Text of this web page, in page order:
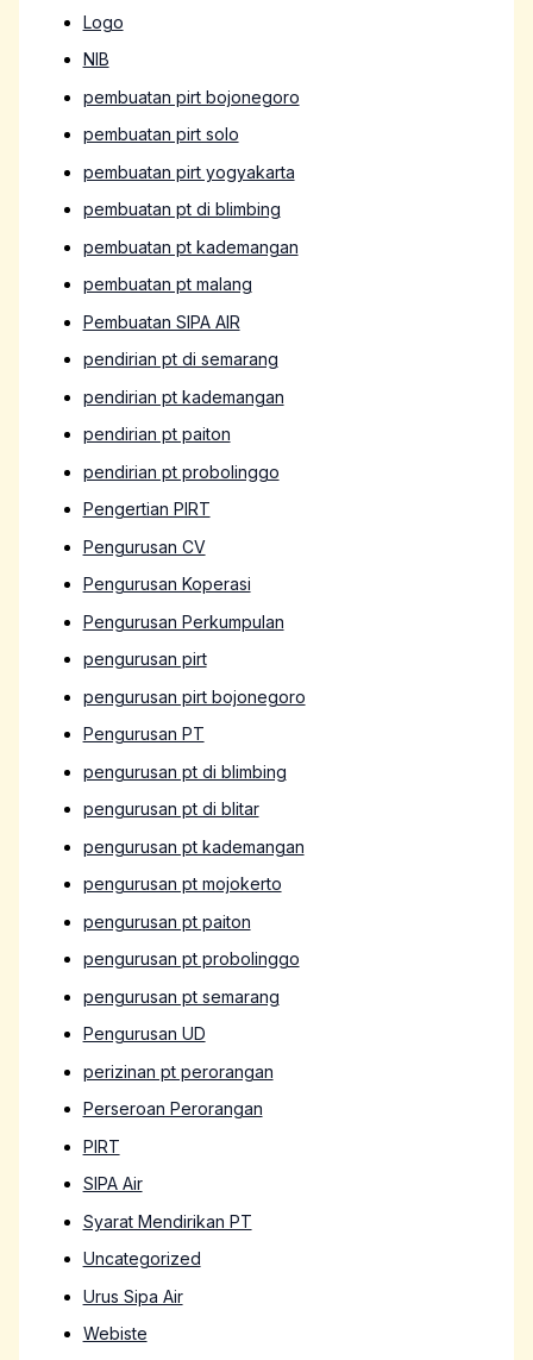
Logo
NIB
pembuatan pirt bojonegoro
pembuatan pirt solo
pembuatan pirt yogyakarta
pembuatan pt di blimbing
pembuatan pt kademangan
pembuatan pt malang
Pembuatan SIPA AIR
pendirian pt di semarang
pendirian pt kademangan
pendirian pt paiton
pendirian pt probolinggo
Pengertian PIRT
Pengurusan CV
Pengurusan Koperasi
Pengurusan Perkumpulan
pengurusan pirt
pengurusan pirt bojonegoro
Pengurusan PT
pengurusan pt di blimbing
pengurusan pt di blitar
pengurusan pt kademangan
pengurusan pt mojokerto
pengurusan pt paiton
pengurusan pt probolinggo
pengurusan pt semarang
Pengurusan UD
perizinan pt perorangan
Perseroan Perorangan
PIRT
SIPA Air
Syarat Mendirikan PT
Uncategorized
Urus Sipa Air
Webiste